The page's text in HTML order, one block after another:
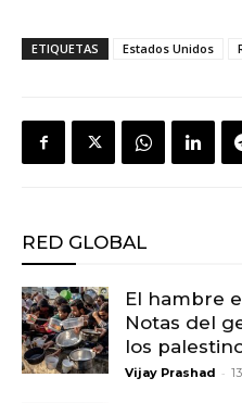
ETIQUETAS Estados Unidos
RED GLOBAL
El hambre
Notas del
los
Vijay Prashad -